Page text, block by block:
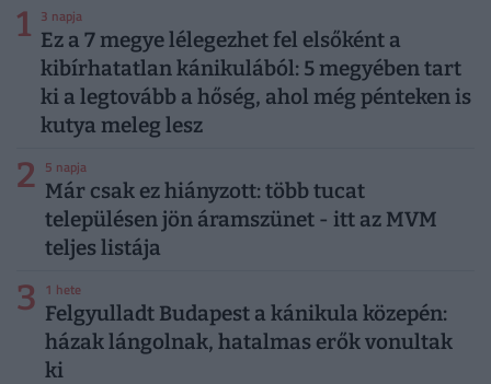
1 3 napja
Ez a 7 megye lélegezhet fel elsőként a
kibírhatatlan kánikulából: 5 megyében tart
ki a legtovább a hőség, ahol még pénteken is
kutya meleg lesz
2 5 napja
Már csak ez hiányzott: több tucat
településen jön áramszünet - itt az MVM
teljes listája
3 1 hete
Felgyulladt Budapest a kánikula közepén:
házak lángolnak, hatalmas erők vonultak
ki